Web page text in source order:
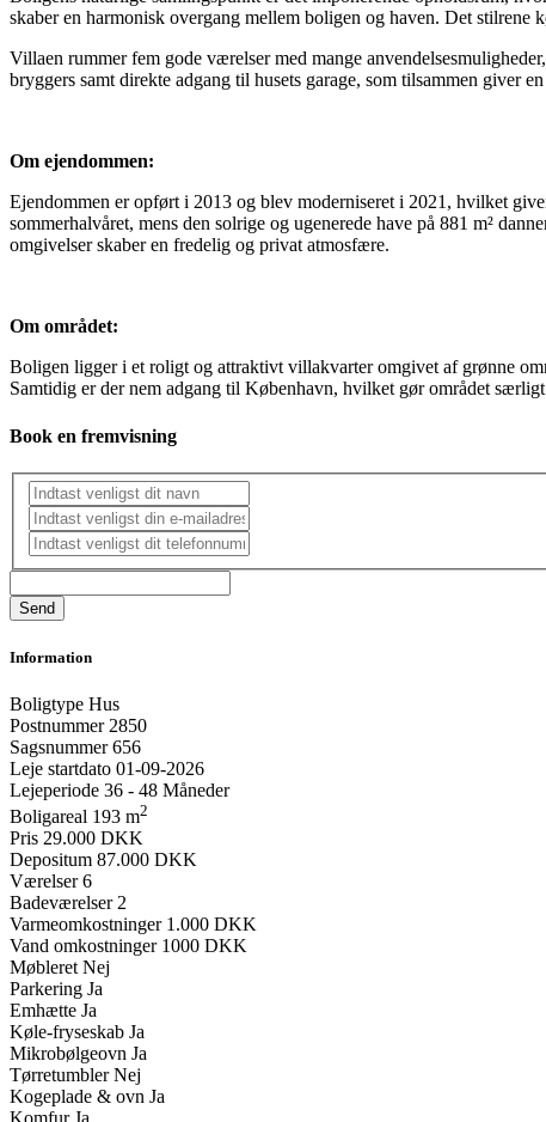
skaber en harmonisk overgang mellem boligen og haven. Det stilrene
Villaen rummer fem gode værelser med mange
bryggers samt direkte adgang til husets garage, som tilsammen giver
Om ejendommen:
Ejendommen er opført i 2013 og blev moderniseret i 2021, hvilket
sommerhalvåret, mens den solrige og ugenerede have på 881 m²
omgivelser skaber en fredelig og privat atmosfære.
Om området:
Boligen ligger i et roligt og attraktivt villakvarter omgivet af grønne
Samtidig er der nem adgang til København, hvilket gør området
Book en fremvisning
Information
Boligtype Hus
Postnummer 2850
Sagsnummer 656
Leje startdato 01-09-2026
Lejeperiode 36 - 48 Måneder
Boligareal 193 m2
Pris 29.000 DKK
Depositum 87.000 DKK
Værelser 6
Badeværelser 2
Varmeomkostninger 1.000 DKK
Vand omkostninger 1000 DKK
Møbleret Nej
Parkering Ja
Emhætte Ja
Køle-fryseskab Ja
Mikrobølgeovn Ja
Tørretumbler Nej
Kogeplade & ovn Ja
Komfur Ja